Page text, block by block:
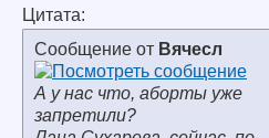
Цитата:
Сообщение от Вячесл
А у нас что, аборты уже
запретили?